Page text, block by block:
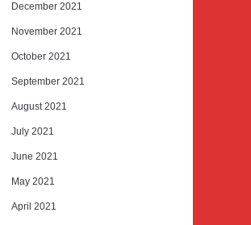
December 2021
November 2021
October 2021
September 2021
August 2021
July 2021
June 2021
May 2021
April 2021